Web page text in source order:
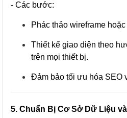
- Các bước:
Phác thảo wireframe
Thiết kế giao diện theo
trên mọi thiết bị.
Đảm bảo tối ưu hóa SEO
5. Chuẩn Bị Cơ Sở Dữ Liệu